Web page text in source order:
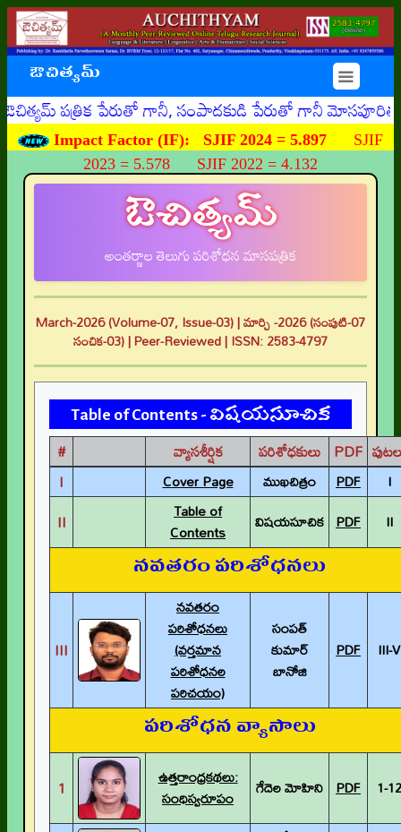
ఔచిత్యమ్ ☰
పత్రిక పేరుతో గానీ, సంపాదకుడి పేరుతో గానీ మోసపూరితమైన
Impact Factor (IF): SJIF 2024 = 5.897 SJIF
2023 = 5.578 SJIF 2022 = 4.132
ఔచిత్యమ్
అంతర్జాల తెలుగు పరిశోధన మాసపత్రిక
March-2026 (Volume-07, Issue-03) | మార్చి -2026 (సంపుటి-07
సంచిక-03) | Peer-Reviewed | ISSN: 2583-4797
Table of Contents - విషయసూచిక
# వ్యాసశీర్షిక పరిశోధకులు PDF
I
Cover Page ముఖచిత్రం PDF I
II
Table of
Contents
విషయసూచిక PDF II
నవతరం పరిశోధనలు
III
నవతరం
పరిశోధనలు
(వర్తమాన
పరిశోధనల
పరిచయం)
సంపత్
కుమార్
బానోజి
PDF III-V
పరిశోధన వ్యాసాలు
1
ఉత్తరాంధ్రకథలు:
సంధిస్వరూపం
గేదెల మోహిని PDF 1-12